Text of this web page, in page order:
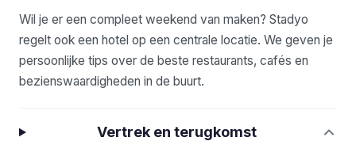
Wil je er een compleet weekend van maken? Stadyo
regelt ook een hotel op een centrale locatie. We geven je
persoonlijke tips over de beste restaurants, cafés en
bezienswaardigheden in de buurt.
Vertrek en terugkomst